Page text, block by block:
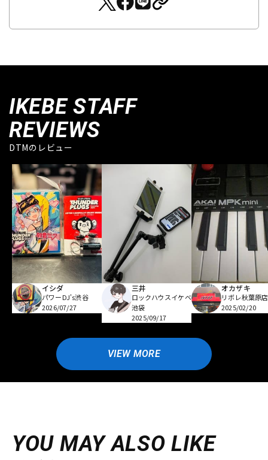
IKEBE STAFF
REVIEWS
DTMのレビュー
イシダ
パワーDJ's渋谷
2026/07/27
三井
ロックハウスイケベ
池袋
2025/09/17
オカザキ
リボレ秋葉原店
2025/02/20
VIEW MORE
YOU MAY ALSO LIKE